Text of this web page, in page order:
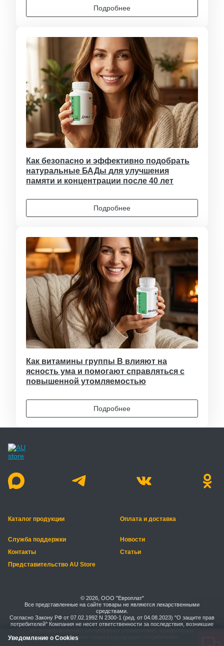
Подробнее
Как безопасно и эффективно подобрать
натуральные БАДы для улучшения
памяти и концентрации после 40 лет
Подробнее
Как витамины группы B влияют на
ясность ума и помогают справляться с
повышенной утомляемостью
Подробнее
Каталог продукции Оплата и доставка
Служба поддержки
Новости
Контакты
Статьи
Представительство AU Store
© 2026, ООО "Европлат"
Все представленные на сайте товары не являются лекарственными
средствами.
Согласно Закону РФ от 07.02.1992 N 2300-1 (ред. от 04.08.2023) "О защите прав
потребителей" Компания не несет ответственности за последствия, возникшие
транспортировки товаров (продукции) потребителем.
Уведомление о Cookies